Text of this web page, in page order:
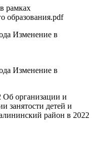
рамках
образования.pdf
Изменение в
Изменение в
Об организации и
занятости детей и
район в 2022